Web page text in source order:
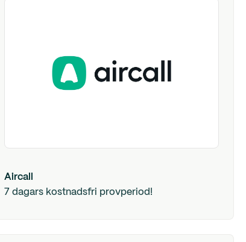
Aircall
7 dagars kostnadsfri provperiod!